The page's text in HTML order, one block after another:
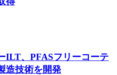
ILT、PFASフリーコーテ
造技術を開発